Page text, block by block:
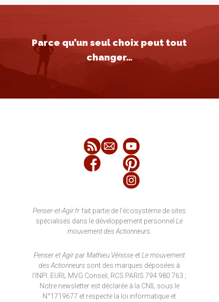
Parce qu’un seul choix peut tout
changer…
Penser-et-Agir.fr fait partie de l'écosystème de sites
spécialisés dans le développement personnelLe
mouvement des Actionneurs.
Penser et Agir par Mathieu Vénisse et Le mouvement
des Actionneurs sont des marques déposées à
l'INPI. EURL MVG Conseil, RCS PARIS 794 980 763 ;
Notre newsletter est déclarée à la CNIL sous le
N°1719677 et respecte la loi informatique et